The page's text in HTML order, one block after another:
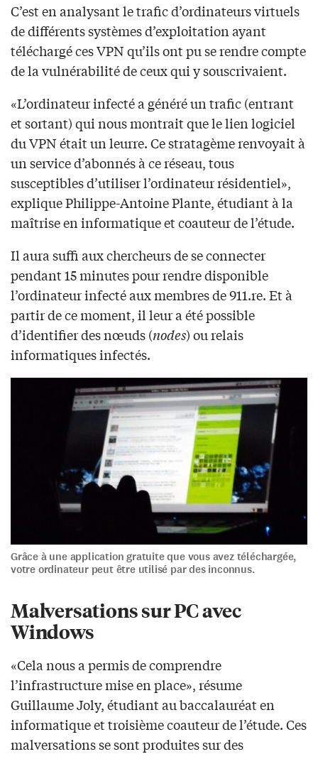
C’est en analysant le trafic d’ordinateurs virtuels
de différents systèmes d’exploitation ayant
téléchargé ces VPN qu’ils ont pu se rendre compte
de la vulnérabilité de ceux qui y souscrivaient.
«L’ordinateur infecté a généré un trafic (entrant
et sortant) qui nous montrait que le lien logiciel
du VPN était un leurre. Ce stratagème renvoyait à
un service d’abonnés à ce réseau, tous
susceptibles d’utiliser l’ordinateur résidentiel»,
explique Philippe-Antoine Plante, étudiant à la
maîtrise en informatique et coauteur de l’étude.
Il aura suffi aux chercheurs de se connecter
pendant 15 minutes pour rendre disponible
l’ordinateur infecté aux membres de 911.re. Et à
partir de ce moment, il leur a été possible
d’identifier des nœuds (nodes) ou relais
informatiques infectés.
Grâce à une application gratuite que vous avez téléchargée,
votre ordinateur peut être utilisé par des inconnus.
Malversations sur PC avec
Windows
«Cela nous a permis de comprendre
l’infrastructure mise en place», résume
Guillaume Joly, étudiant au baccalauréat en
informatique et troisième coauteur de l’étude. Ces
malversations se sont produites sur des